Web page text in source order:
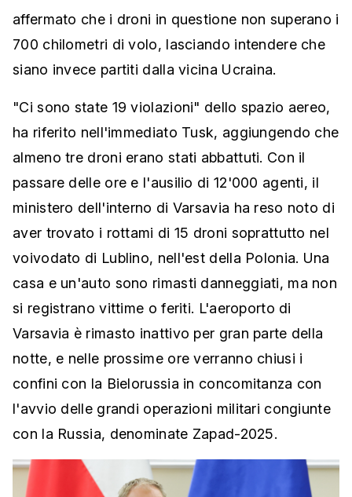
affermato che i droni in questione non superano i
700 chilometri di volo, lasciando intendere che
siano invece partiti dalla vicina Ucraina.
"Ci sono state 19 violazioni" dello spazio aereo,
ha riferito nell'immediato Tusk, aggiungendo che
almeno tre droni erano stati abbattuti. Con il
passare delle ore e l'ausilio di 12'000 agenti, il
ministero dell'interno di Varsavia ha reso noto di
aver trovato i rottami di 15 droni soprattutto nel
voivodato di Lublino, nell'est della Polonia. Una
casa e un'auto sono rimasti danneggiati, ma non
si registrano vittime o feriti. L'aeroporto di
Varsavia è rimasto inattivo per gran parte della
notte, e nelle prossime ore verranno chiusi i
confini con la Bielorussia in concomitanza con
l'avvio delle grandi operazioni militari congiunte
con la Russia, denominate Zapad-2025.